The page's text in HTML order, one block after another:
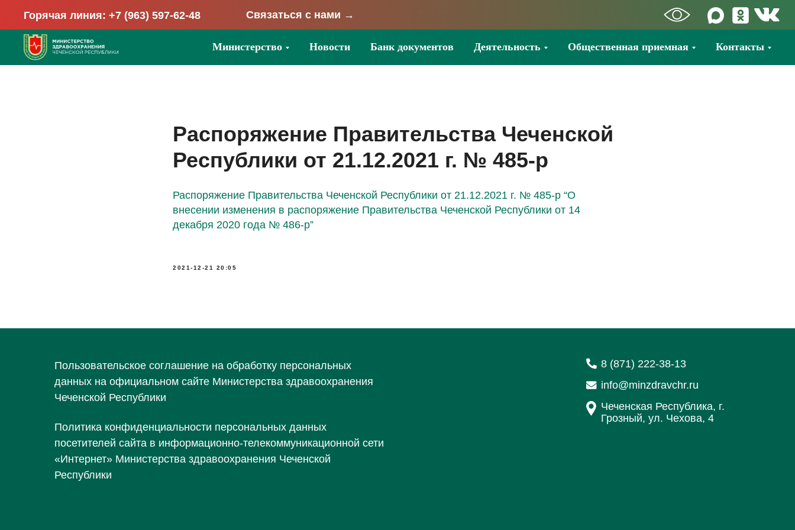
Горячая линия: +7 (963) 597-62-48 Связаться с нами →
Министерство Новости Банк документов Деятельность Общественная приемная Контакты
Распоряжение Правительства Чеченской
Республики от 21.12.2021 г. № 485-р
Распоряжение Правительства Чеченской Республики от 21.12.2021 г. № 485-р “О
внесении изменения в распоряжение Правительства Чеченской Республики от 14
декабря 2020 года № 486-р”
2021-12-21 20:05
Пользовательское соглашение на обработку персональных
данных на официальном сайте Министерства здравоохранения
Чеченской Республики
8 (871) 222-38-13
info@minzdravchr.ru
Чеченская Республика, г.
Грозный, ул. Чехова, 4
Политика конфиденциальности персональных данных
посетителей сайта в информационно-телекоммуникационной сети
«Интернет» Министерства здравоохранения Чеченской
Республики